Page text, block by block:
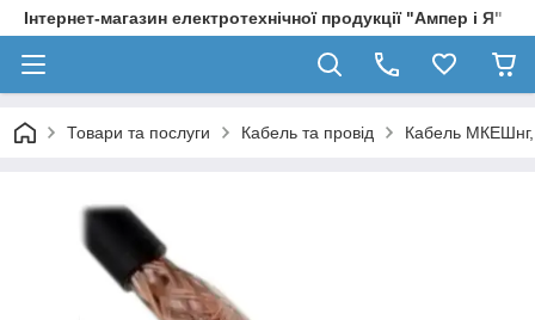
Інтернет-магазин електротехнічної продукції "Ампер і Я"
Товари та послуги Кабель та провід Кабель